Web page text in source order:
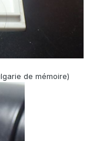
de mémoire)